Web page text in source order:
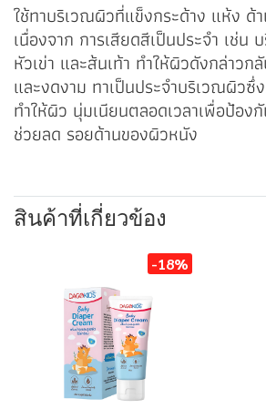
ใช้ทาบริเวณผิวที่แข็งกระด้าง แห้ง ด้
เนื่องจาก การเสียดสีเป็นประจำ เช่น
หัวเข่า และส้นเท้า ทำให้ผิวดังกล่าวก
และงดงาม ทาเป็นประจำบริเวณผิวซึ่
ทำให้ผิว นุ่มเนียนตลอดเวลาเพื่อป้อง
ช่วยลด รอยด้านของผิวหนัง
สินค้าที่เกี่ยวข้อง
-18%